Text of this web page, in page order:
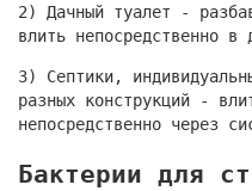
2) Дачный туалет -
влить непосредственно в
3) Септики,
разных конструкций -
непосредственно через
Бактерии для